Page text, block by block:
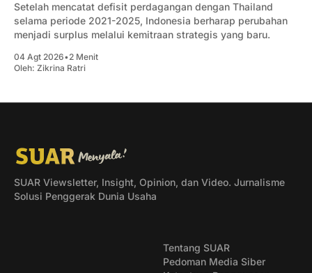
Setelah mencatat defisit perdagangan dengan Thailand
selama periode 2021-2025, Indonesia berharap perubahan
menjadi surplus melalui kemitraan strategis yang baru.
04 Agt 2026•2 Menit
Oleh: Zikrina Ratri
SUAR Viewsletter, Insight, Opinion, dan Video. Jurnalisme
Solusi Penggerak Dunia Usaha
Tentang SUAR
Pedoman Media Siber